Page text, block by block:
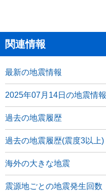
関連情報
最新の地震情報
2025年07月14日の地震情報
過去の地震履歴
過去の地震履歴(震度3以上)
海外の大きな地震
震源地ごとの地震発生回数